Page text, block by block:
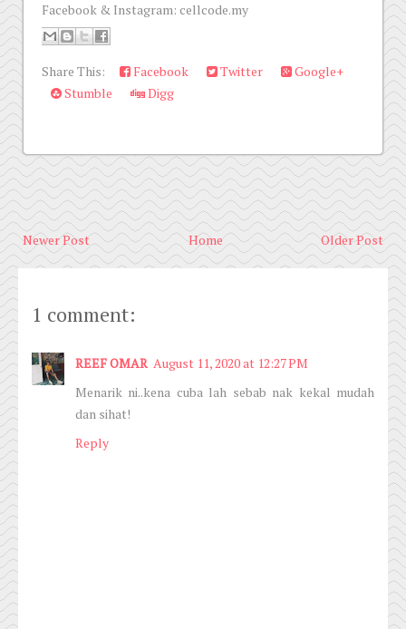
Facebook & Instagram: cellcode.my
Share This: Facebook Twitter
Google+
Stumble
Digg
Newer Post Older Post
Home
1 comment:
REEF OMAR August 11, 2020 at 12:27 PM
Menarik ni..kena cuba lah sebab nak kekal mudah
dan sihat!
Reply